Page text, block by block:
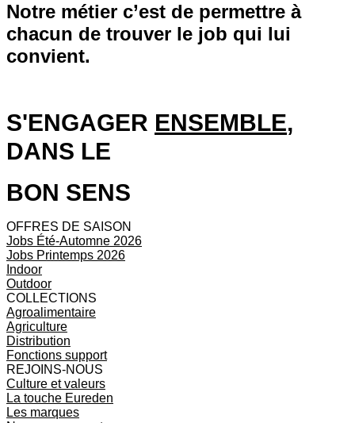
Notre métier c’est de permettre à
chacun de trouver le job qui lui
convient.
S'ENGAGER ENSEMBLE,
DANS LE
BON SENS
OFFRES DE SAISON
Jobs Été-Automne 2026
Jobs Printemps 2026
Indoor
Outdoor
COLLECTIONS
Agroalimentaire
Agriculture
Distribution
Fonctions support
REJOINS-NOUS
Culture et valeurs
La touche Eureden
Les marques